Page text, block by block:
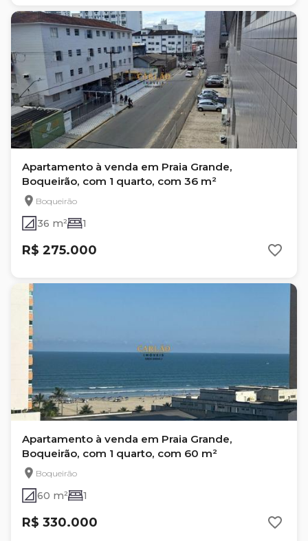
Apartamento à venda em Praia Grande,
Boqueirão, com 1 quarto, com 36 m²
Boqueirão
36 m² 1
R$ 275.000
Apartamento à venda em Praia Grande,
Boqueirão, com 1 quarto, com 60 m²
Boqueirão
60 m² 1
R$ 330.000